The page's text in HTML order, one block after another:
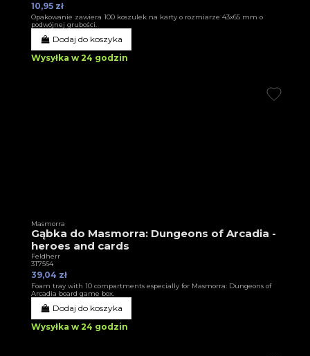
10,95 zł
Opakowanie zawiera 100 koszulek na karty o rozmiarze 43x65 mm o
podwójnej grubości.
Dodaj do koszyka
Wysyłka w 24 godzin
Masmorra
Gąbka do Masmorra: Dungeons of Arcadia -
heroes and cards
Feldherr
3T7564
39,04 zł
Foam tray with 10 compartments especially for Masmorra: Dungeons of
Arcadia board game box.
Dodaj do koszyka
Wysyłka w 24 godzin